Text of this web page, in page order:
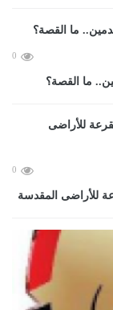
0
ما القصة؟
0
للأراضى المقدسة